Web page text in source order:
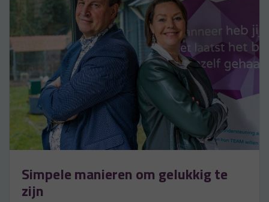
Simpele manieren om gelukkig te
zijn